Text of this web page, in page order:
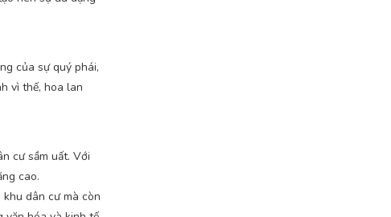
của sự quý phái,
vì thế, hoa lan
cư sầm uất. Với
cao.
dân cư mà còn